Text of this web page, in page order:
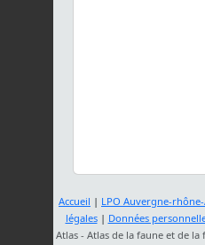
Accueil | LPO Auvergne-
légales| Données
Atlas - Atlas de la faune et de